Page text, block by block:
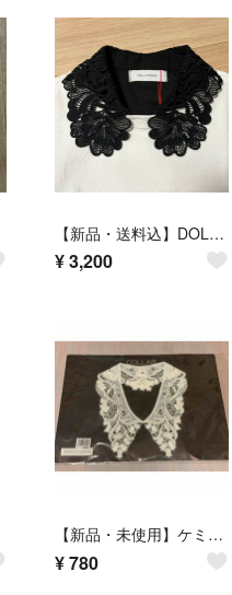
【新品・送料込】DOLLUPOOPS つけ襟 レース ブラック
¥3,200
【新品・未使用】ケミカルレース 付け襟 つけ襟 ホワイト ハンドメイド リメイク
¥780